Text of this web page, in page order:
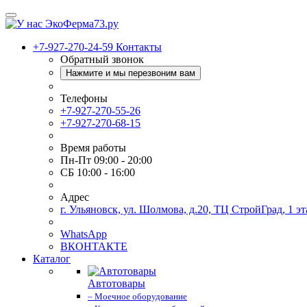
+7-927-270-24-59 Контакты
Обратный звонок
Нажмите и мы перезвоним вам
Телефоны
+7-927-270-55-26
+7-927-270-68-15
Время работы
Пн-Пт 09:00 - 20:00
СБ 10:00 - 16:00
Адрес
г. Ульяновск, ул. Шолмова, д.20, ТЦ СтройГрад, 1
WhatsApp
ВКОНТАКТЕ
Каталог
Автотовары
– Моечное оборудование